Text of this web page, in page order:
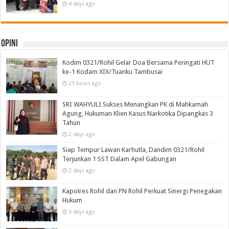
4 days ago
Opini
Kodim 0321/Rohil Gelar Doa Bersama Peringati HUT
ke-1 Kodam XIX/Tuanku Tambusai
23 hours ago
SRI WAHYULI Sukses Menangkan PK di Mahkamah
Agung, Hukuman Klien Kasus Narkotika Dipangkas 3
Tahun
2 days ago
Siap Tempur Lawan Karhutla, Dandim 0321/Rohil
Terjunkan 1 SST Dalam Apel Gabungan
2 days ago
Kapolres Rohil dan PN Rohil Perkuat Sinergi Penegakan
Hukum
3 days ago